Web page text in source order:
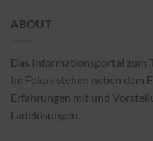
ABOUT
Das Informationsportal zum
Im Fokus stehen neben dem
Erfahrungen mit und
Ladelösungen.